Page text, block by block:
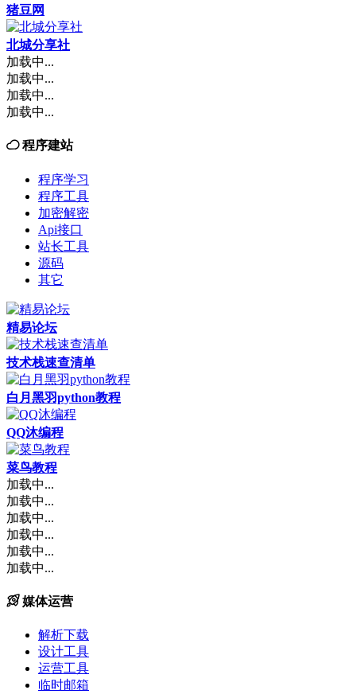
猪豆网
北城分享社
加载中...
加载中...
加载中...
加载中...
程序建站
程序学习
程序工具
加密解密
Api接口
站长工具
源码
其它
精易论坛
技术栈速查清单
白月黑羽python教程
QQ沐编程
菜鸟教程
加载中...
加载中...
加载中...
加载中...
加载中...
加载中...
媒体运营
解析下载
设计工具
运营工具
临时邮箱